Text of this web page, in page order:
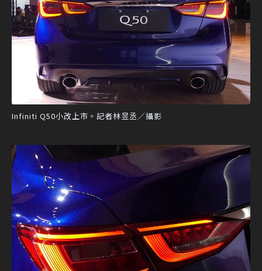
Infiniti Q50小改上市。記者林昱丞／攝影